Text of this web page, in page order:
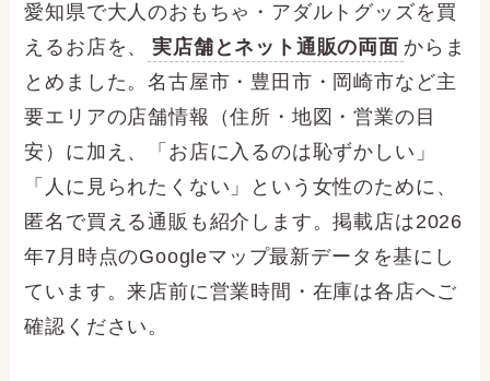
愛知県で大人のおもちゃ・アダルトグッズを買
えるお店を、
実店舗とネット通販の両面 からま
とめました。名古屋市・豊田市・岡崎市など主
要エリアの店舗情報（住所・地図・営業の目
安）に加え、「お店に入るのは恥ずかしい」
「人に見られたくない」という女性のために、
匿名で買える通販も紹介します。掲載店は2026
年7月時点のGoogleマップ最新データを基にし
ています。来店前に営業時間・在庫は各店へご
確認ください。